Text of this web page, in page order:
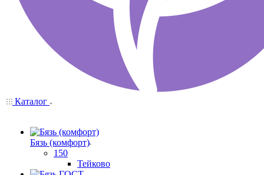
Каталог
Бязь (комфорт)
150
Тейково